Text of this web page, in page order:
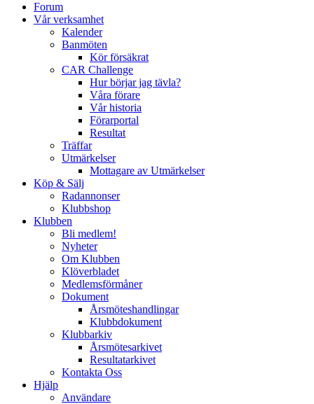
Forum
Vår verksamhet
Kalender
Banmöten
Kör försäkrat
CAR Challenge
Hur börjar jag tävla?
Våra förare
Vår historia
Förarportal
Resultat
Träffar
Utmärkelser
Mottagare av Utmärkelser
Köp & Sälj
Radannonser
Klubbshop
Klubben
Bli medlem!
Nyheter
Om Klubben
Klöverbladet
Medlemsförmåner
Dokument
Årsmöteshandlingar
Klubbdokument
Klubbarkiv
Årsmötesarkivet
Resultatarkivet
Kontakta Oss
Hjälp
Användare